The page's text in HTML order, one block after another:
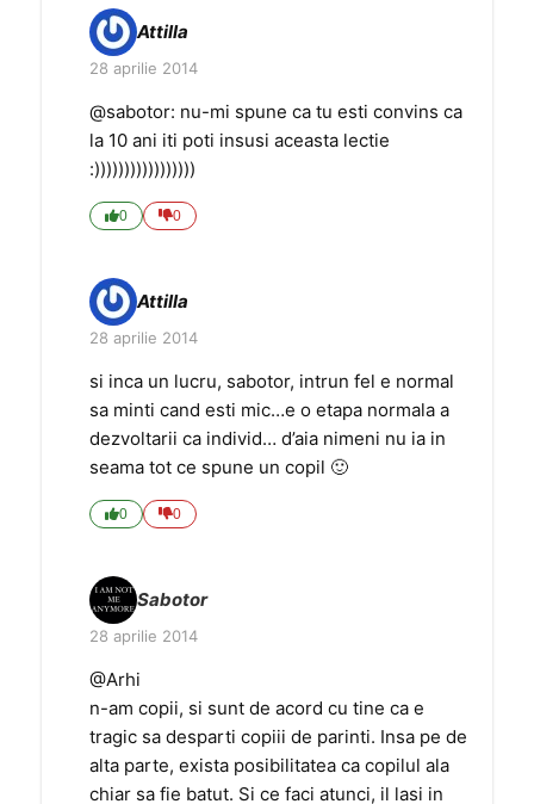
Attilla
28 aprilie 2014
@sabotor: nu-mi spune ca tu esti convins ca
la 10 ani iti poti insusi aceasta lectie
:)))))))))))))))))
0 0
Attilla
28 aprilie 2014
si inca un lucru, sabotor, intrun fel e normal
sa minti cand esti mic…e o etapa normala a
dezvoltarii ca individ… d’aia nimeni nu ia in
seama tot ce spune un copil 🙂
0 0
Sabotor
28 aprilie 2014
@Arhi
n-am copii, si sunt de acord cu tine ca e
tragic sa desparti copiii de parinti. Insa pe de
alta parte, exista posibilitatea ca copilul ala
chiar sa fie batut. Si ce faci atunci, il lasi in